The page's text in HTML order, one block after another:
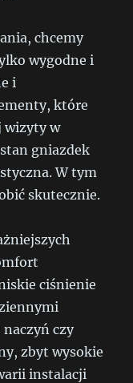
chcemy
wygodne i
i
które
wizyty w
gniazdek
W tym
skutecznie.
ciśnienie
czy
zbyt wysokie
instalacji